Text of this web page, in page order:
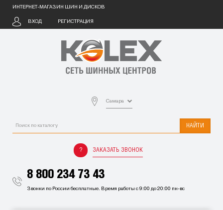
ИНТЕРНЕТ-МАГАЗИН ШИН И ДИСКОВ
ВХОД РЕГИСТРАЦИЯ
Самара
НАЙТИ
ЗАКАЗАТЬ ЗВОНОК
8 800 234 73 43
Звонки по России бесплатные. Время работы с 9:00 до 20:00 пн-вс